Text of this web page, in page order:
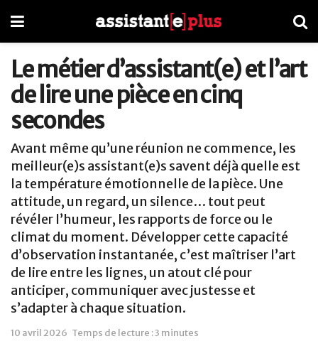
Le métier d’assistant(e) et l’art
de lire une pièce en cinq
secondes
Avant même qu’une réunion ne commence, les
meilleur(e)s assistant(e)s savent déjà quelle est
la température émotionnelle de la pièce. Une
attitude, un regard, un silence… tout peut
révéler l’humeur, les rapports de force ou le
climat du moment. Développer cette capacité
d’observation instantanée, c’est maîtriser l’art
de lire entre les lignes, un atout clé pour
anticiper, communiquer avec justesse et
s’adapter à chaque situation.
10 avril 2026 Temps de lecture : 3 minutes